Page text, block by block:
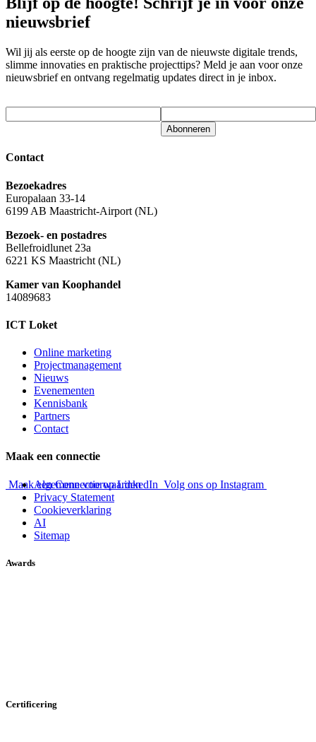
nieuwsbrief
Wil jij als eerste op de hoogte zijn van de nieuwste digitale trends,
slimme innovaties en praktische projecttips? Meld je aan voor onze
nieuwsbrief en ontvang regelmatig updates direct in je inbox.
Abonneren
Contact
Bezoekadres
Europalaan 33-14
6199 AB Maastricht-Airport (NL)
Bezoek- en postadres
Bellefroidlunet 23a
6221 KS Maastricht (NL)
Kamer van Koophandel
14089683
ICT Loket
Online marketing
Projectmanagement
Nieuws
Evenementen
Kennisbank
Partners
Contact
Maak een connectie
Maak een Connectie op LinkedIn Volg ons op Instagram
Algemene voorwaarden
Privacy Statement
Cookieverklaring
AI
Sitemap
Awards
Certificering